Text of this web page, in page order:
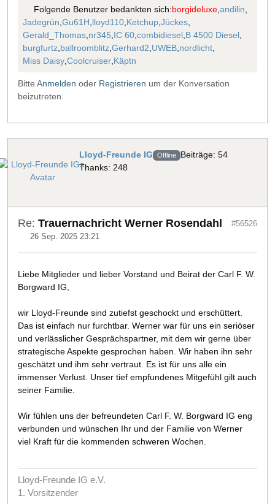
Folgende Benutzer bedankten sich:borgideluxe,andilin,
Jadegrün,Gu61H,lloyd110,Ketchup,Jückes,
Gerald_Thomas,nr345,IC 60,combidiesel,B 4500 Diesel,
burgfurtz,ballroomblitz,Gerhard2,UWEB,nordlicht,
Miss Daisy,Coolcruiser,Käptn
Bitte Anmelden oder Registrieren um der Konversation
beizutreten.
Lloyd-Freunde IG Offline Beiträge: 54
Thanks: 248
Re: Trauernachricht Werner Rosendahl
26 Sep. 2025 23:21
#56526
Liebe Mitglieder und lieber Vorstand und Beirat der Carl F. W.
Borgward IG,
wir Lloyd-Freunde sind zutiefst geschockt und erschüttert.
Das ist einfach nur furchtbar. Werner war für uns ein seriöser
und verlässlicher Gesprächspartner, mit dem wir gerne über
strategische Aspekte gesprochen haben. Wir haben ihn sehr
geschätzt und ihm sehr vertraut. Es ist für uns alle ein
immenser Verlust. Unser tief empfundenes Mitgefühl gilt auch
seiner Familie.
Wir fühlen uns der befreundeten Carl F. W. Borgward IG eng
verbunden und wünschen Ihr und der Familie von Werner
viel Kraft für die kommenden schweren Wochen.
Lloyd-Freunde IG e.V.
1. Vorsitzender